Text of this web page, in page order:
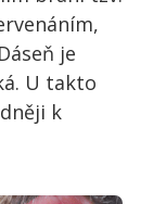
je
U takto
k